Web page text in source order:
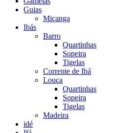
Guias
Miçanga
Ibás
Barro
Quartinhas
Sopeira
Tigelas
Corrente de Ibá
Louça
Quartinhas
Sopeira
Tigelas
Madeira
idé